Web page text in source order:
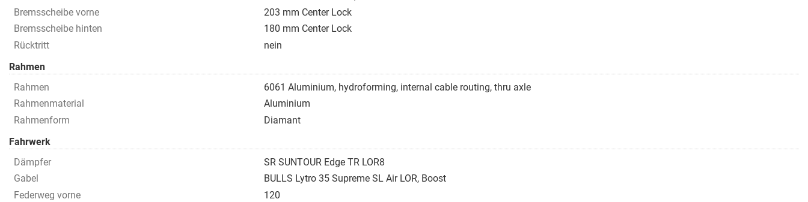
Bremsscheibe vorne
203 mm Center Lock
Bremsscheibe hinten
180 mm Center Lock
Rücktritt
nein
Rahmen
Rahmen
6061 Aluminium, hydroforming, internal cable routing, thru axle
Rahmenmaterial
Aluminium
Rahmenform
Diamant
Fahrwerk
Dämpfer
SR SUNTOUR Edge TR LOR8
Gabel
BULLS Lytro 35 Supreme SL Air LOR, Boost
Federweg vorne
120